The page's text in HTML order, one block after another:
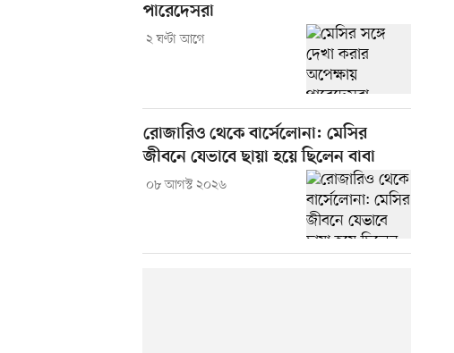
পারেদেসরা
২ ঘণ্টা আগে
রোজারিও থেকে বার্সেলোনা: মেসির
জীবনে যেভাবে ছায়া হয়ে ছিলেন বাবা
০৮ আগস্ট ২০২৬